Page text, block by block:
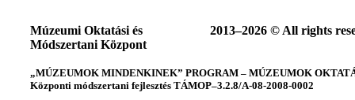
Múzeumi Oktatási és
Módszertani Központ
2013–2026 © All rights
„MÚZEUMOK MINDENKINEK” PROGRAM – MÚZEUMOK
Központi módszertani fejlesztés TÁMOP–3.2.8/A-08-2008-0002